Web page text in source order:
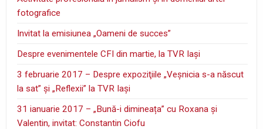
fotografice
Invitat la emisiunea „Oameni de succes”
Despre evenimentele CFI din martie, la TVR Iaşi
3 februarie 2017 – Despre expoziţiile „Veşnicia s-a născut
la sat” şi „Reflexii” la TVR Iaşi
31 ianuarie 2017 – „Bună-i dimineața” cu Roxana și
Valentin, invitat: Constantin Ciofu